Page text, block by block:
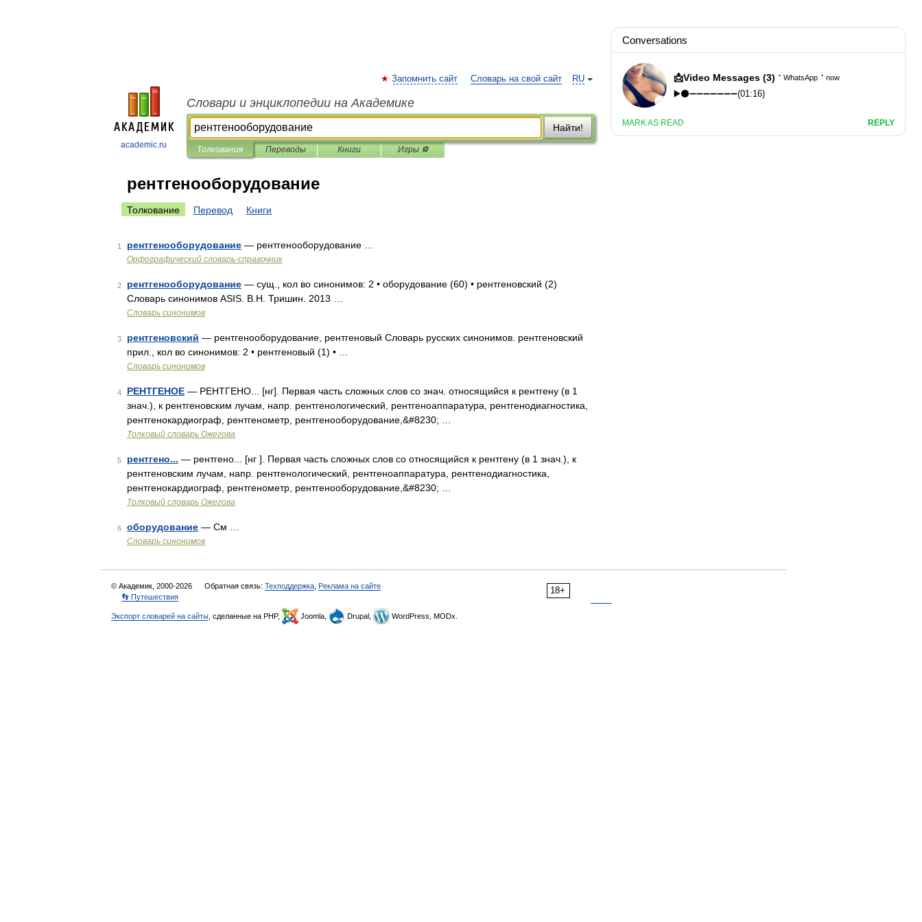
academic.ru
RU
Запомнить сайт Словарь на свой сайт
Словари и энциклопедии на Академике
Найти!
Толкования Переводы Книги Игры ⚽
рентгенооборудование
Толкование Перевод Книги
1 рентгенооборудование — рентгенооборудование …
Орфографический словарь-справочник
2 рентгенооборудование — сущ., кол во синонимов: 2 • оборудование (60) • рентгеновский (2)
Словарь синонимов ASIS. В.Н. Тришин. 2013 …
Словарь синонимов
3 рентгеновский — рентгенооборудование, рентгеновый Словарь русских синонимов. рентгеновский
прил., кол во синонимов: 2 • рентгеновый (1) • …
Словарь синонимов
4 РЕНТГЕНОЕ — РЕНТГЕНО... [нг]. Первая часть сложных слов со знач. относящийся к рентгену (в 1
знач.), к рентгеновским лучам, напр. рентгенологический, рентгеноаппаратура, рентгенодиагностика,
рентгенокардиограф, рентгенометр, рентгенооборудование,&#8230; …
Толковый словарь Ожегова
5 рентгено... — рентгено... [нг ]. Первая часть сложных слов со относящийся к рентгену (в 1 знач.), к
рентгеновским лучам, напр. рентгенологический, рентгеноаппаратура, рентгенодиагностика,
рентгенокардиограф, рентгенометр, рентгенооборудование,&#8230; …
Толковый словарь Ожегова
6 оборудование — См …
Словарь синонимов
18+
© Академик, 2000-2026 Обратная связь: Техподдержка Реклама на сайте
👣 Путешествия
Экспорт словарей на сайты , сделанные на PHP, Joomla, Drupal, WordPress, MODx.